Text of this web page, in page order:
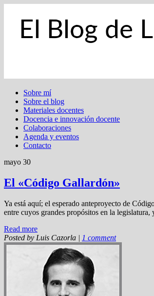
Sobre mí
Sobre el blog
Materiales docentes
Docencia e innovación docente
Colaboraciones
Agenda y eventos
Contacto
mayo 30
El «Código Gallardón»
Ya está aquí; el esperado anteproyecto de
entre cuyos grandes propósitos en la
Read more
Posted by Luis Cazorla | 1 comment